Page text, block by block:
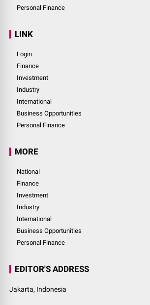
Personal Finance
LINK
Login
Finance
Investment
Industry
International
Business Opportunities
Personal Finance
MORE
National
Finance
Investment
Industry
International
Business Opportunities
Personal Finance
EDITOR'S ADDRESS
Jakarta, Indonesia